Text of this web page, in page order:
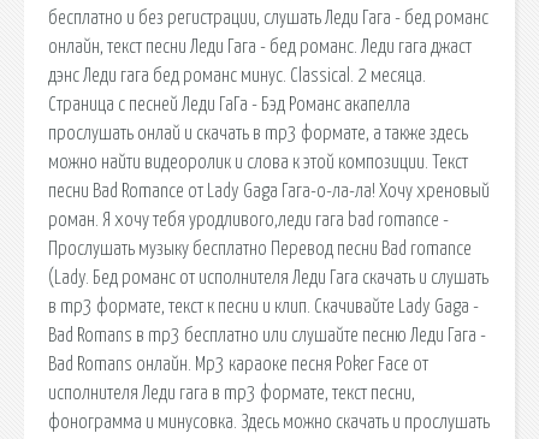
бесплатно и без регистрации, слушать Леди Гага - бед романс
онлайн, текст песни Леди Гага - бед романс. Леди гага джаст
дэнс Леди гага бед романс минус. Classical. 2 месяца.
Страница с песней Леди ГаГа - Бэд Романс акапелла
прослушать онлай и скачать в mp3 формате, а также здесь
можно найти видеоролик и слова к этой композиции. Текст
песни Bad Romance от Lady Gaga Гага-о-ла-ла! Хочу хреновый
роман. Я хочу тебя уродливого,леди гага bad romance -
Прослушать музыку бесплатно Перевод песни Bad romance
(Lady. Бед романс от исполнителя Леди Гага скачать и слушать
в mp3 формате, текст к песни и клип. Скачивайте Lady Gaga -
Bad Romans в mp3 бесплатно или слушайте песню Леди Гага -
Bad Romans онлайн. Mp3 караоке песня Poker Face от
исполнителя Леди гага в mp3 формате, текст песни,
фонограмма и минусовка. Здесь можно скачать и прослушать